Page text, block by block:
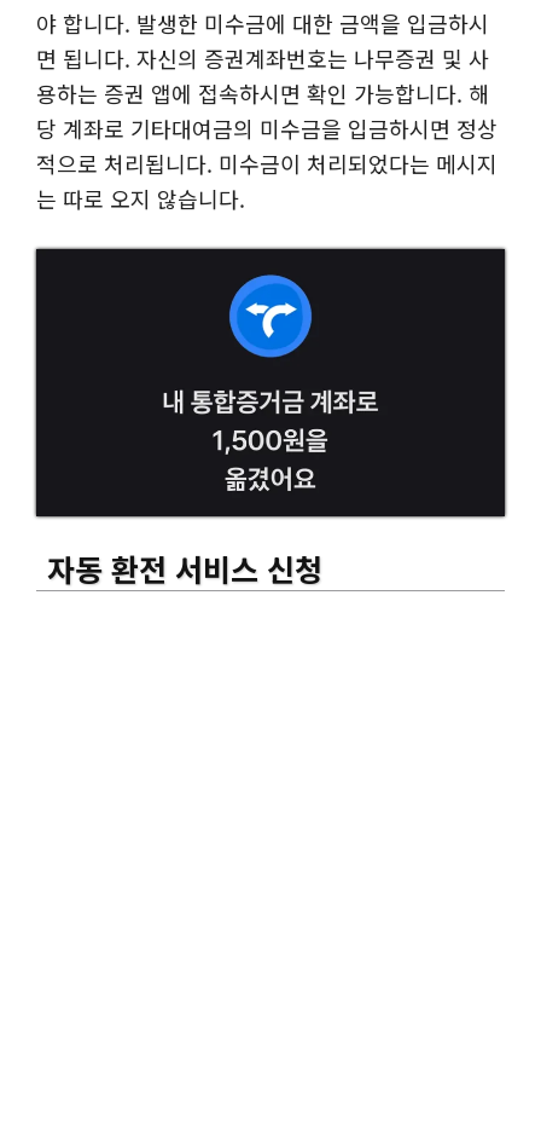
야 합니다. 발생한 미수금에 대한 금액을 입금하시
면 됩니다. 자신의 증권계좌번호는 나무증권 및 사
용하는 증권 앱에 접속하시면 확인 가능합니다. 해
당 계좌로 기타대여금의 미수금을 입금하시면 정상
적으로 처리됩니다. 미수금이 처리되었다는 메시지
는 따로 오지 않습니다.
자동 환전 서비스 신청